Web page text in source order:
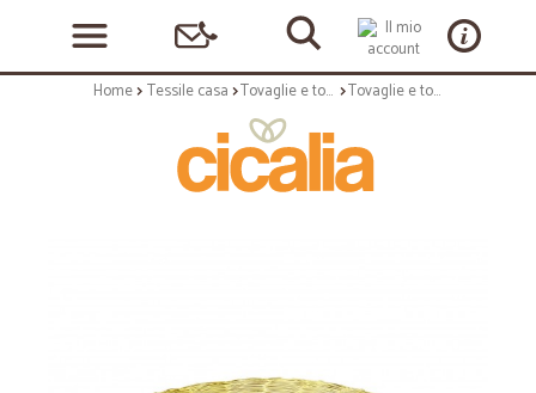
Home Tessile casa Tovaglie e tovagliette Tovaglie e tovagliette: Intreccio tovaglietta tonda oro